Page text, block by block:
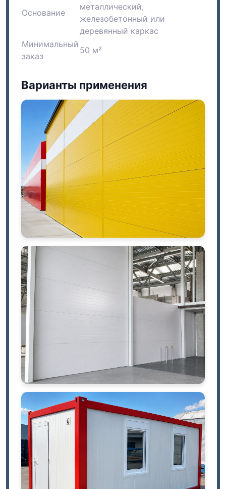
Основание
металлический,
железобетонный или
деревянный каркас
Минимальный
заказ
50 м²
Варианты применения
Фасадные ограждения
Внутренние перегородки